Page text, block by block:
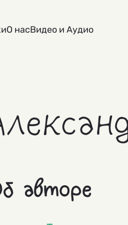
О насВидео и Аудио
авторе